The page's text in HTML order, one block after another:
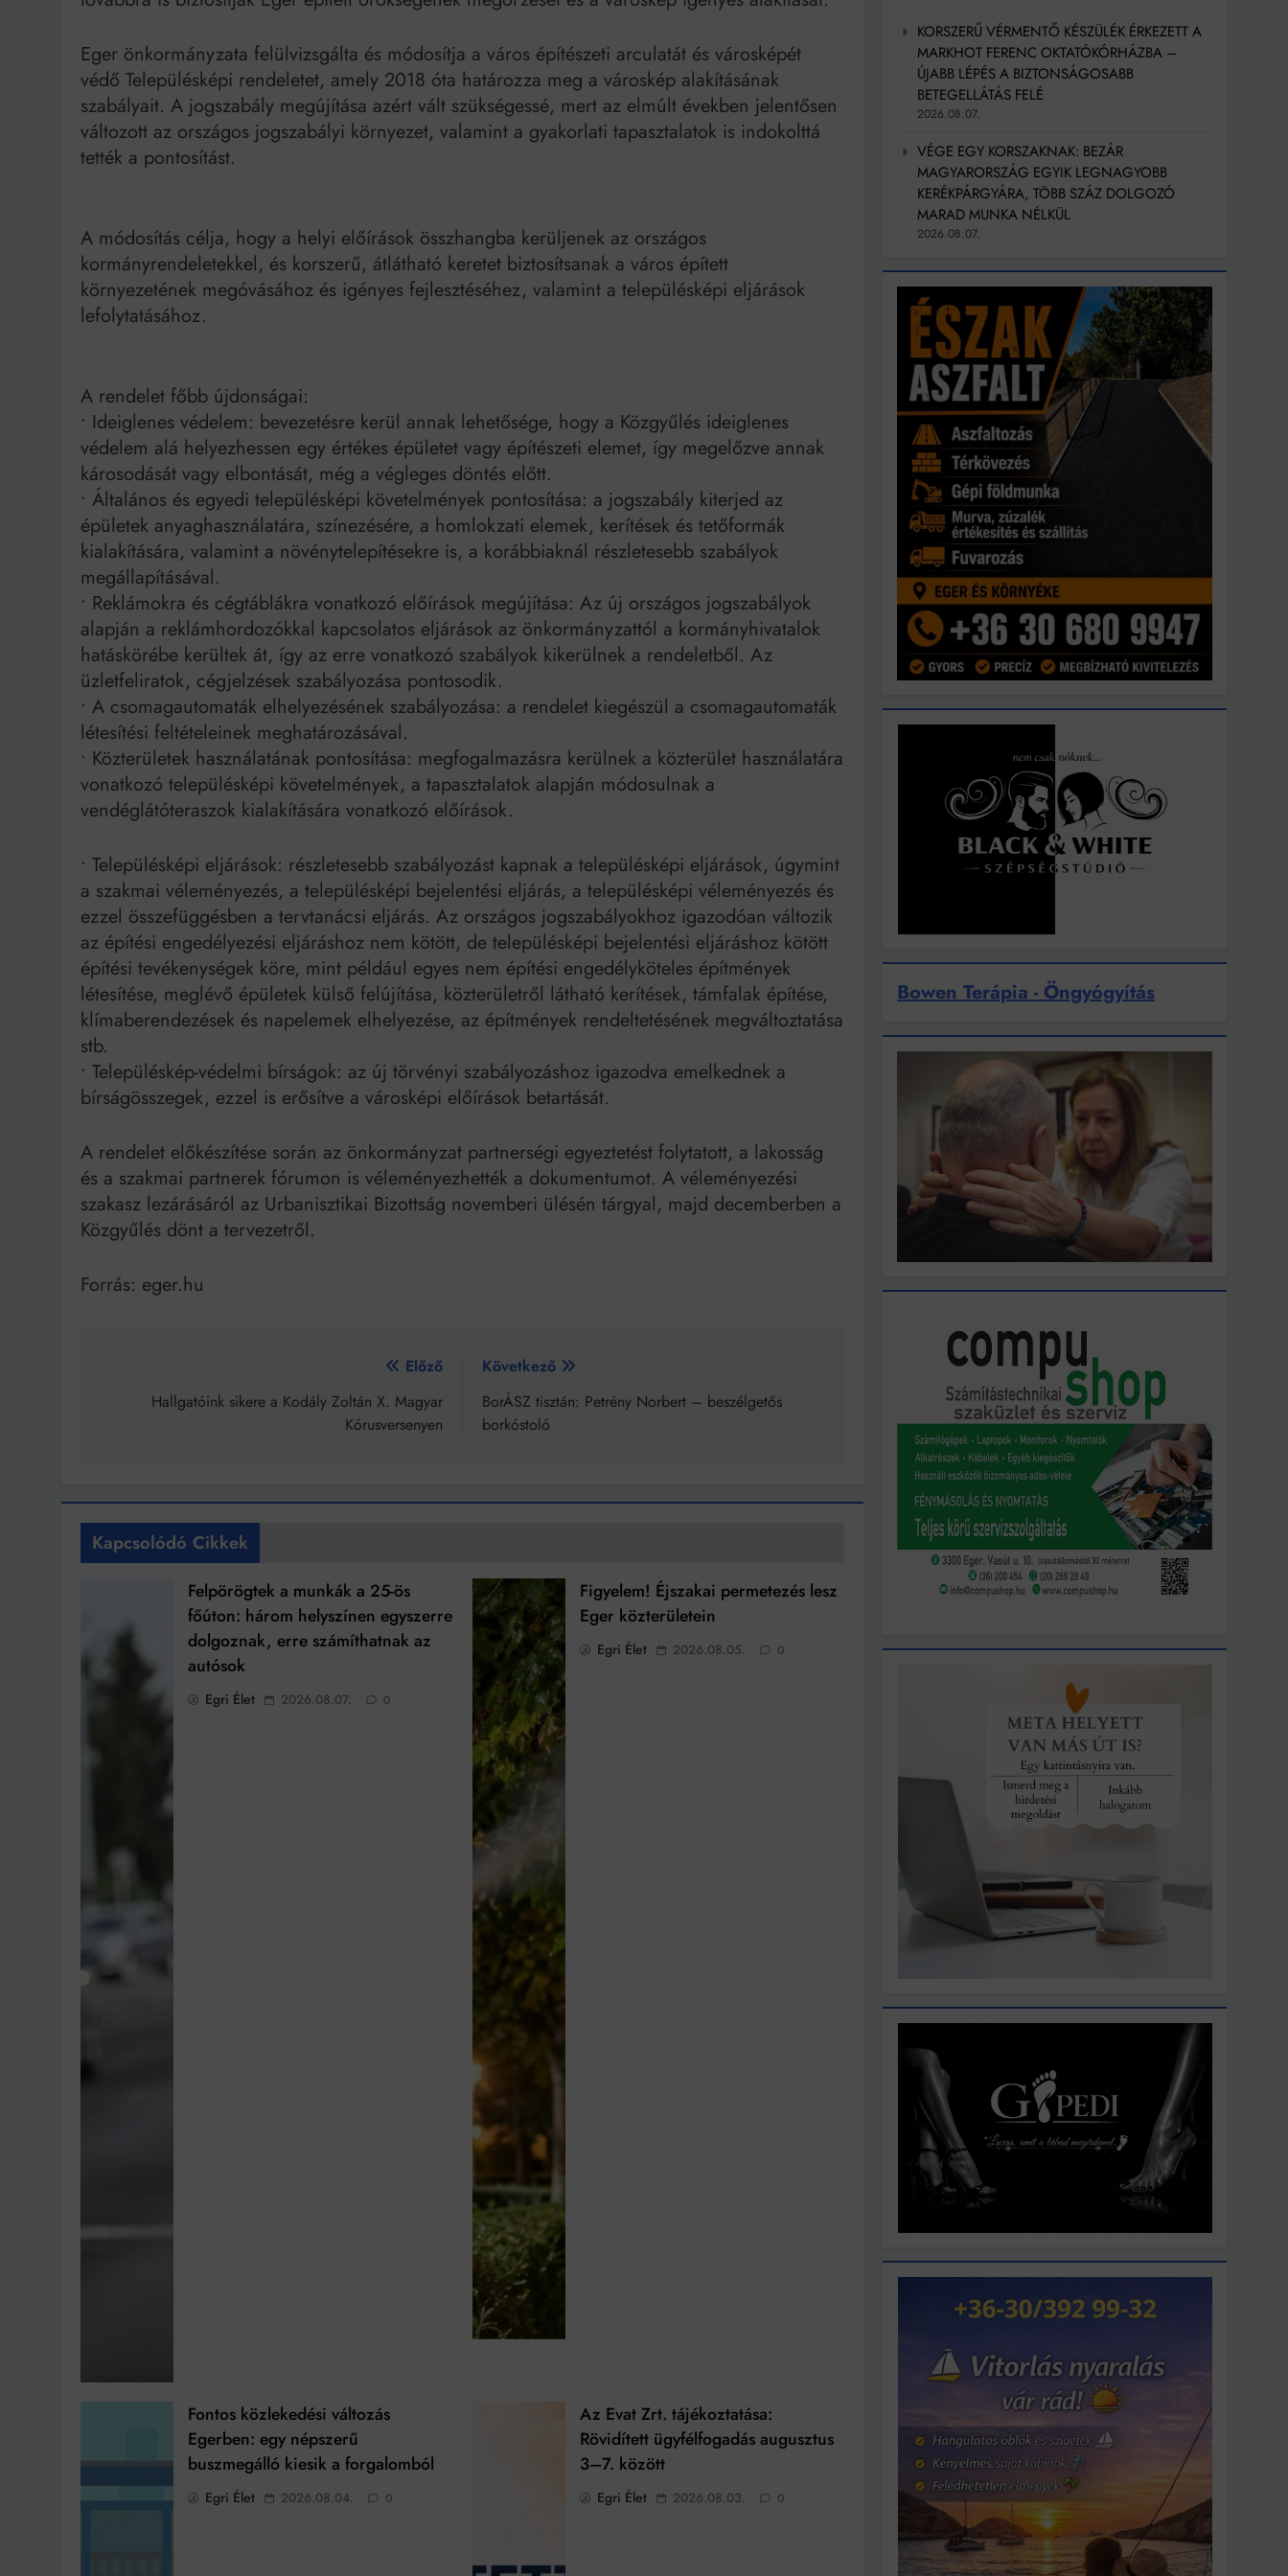
Mindenki a világot akarja uralni – de nem csak a 80-as években
Bitumenes lapostetők: a bevált technológia akkor működik, ha jól van felújítva
Eger önkormányzata felülvizsgálta és módosítja a város építészeti arculatát és városképét
védő Településképi rendeletet, amely 2018 óta határozza meg a városkép alakításának
szabályait. A jogszabály megújítása azért vált szükségessé, mert az elmúlt években jelentősen
változott az országos jogszabályi környezet, valamint a gyakorlati tapasztalatok is indokolttá
tették a pontosítást.
A módosítás célja, hogy a helyi előírások összhangba kerüljenek az országos
kormányrendeletekkel, és korszerű, átlátható keretet biztosítsanak a város épített
környezetének megóvásához és igényes fejlesztéséhez, valamint a településképi eljárások
lefolytatásához.
A rendelet főbb újdonságai:
• Ideiglenes védelem: bevezetésre kerül annak lehetősége, hogy a Közgyűlés ideiglenes
védelem alá helyezhessen egy értékes épületet vagy építészeti elemet, így megelőzve annak
károsodását vagy elbontását, még a végleges döntés előtt.
• Általános és egyedi településképi követelmények pontosítása: a jogszabály kiterjed az
épületek anyaghasználatára, színezésére, a homlokzati elemek, kerítések és tetőformák
kialakítására, valamint a növénytelepítésekre is, a korábbiaknál részletesebb szabályok
megállapításával.
• Reklámokra és cégtáblákra vonatkozó előírások megújítása: Az új országos jogszabályok
alapján a reklámhordozókkal kapcsolatos eljárások az önkormányzattól a kormányhivatalok
hatáskörébe kerültek át, így az erre vonatkozó szabályok kikerülnek a rendeletből. Az
üzletfeliratok, cégjelzések szabályozása pontosodik.
• A csomagautomaták elhelyezésének szabályozása: a rendelet kiegészül a csomagautomaták
létesítési feltételeinek meghatározásával.
• Közterületek használatának pontosítása: megfogalmazásra kerülnek a közterület használatára
vonatkozó településképi követelmények, a tapasztalatok alapján módosulnak a
vendéglátóteraszok kialakítására vonatkozó előírások.
• Településképi eljárások: részletesebb szabályozást kapnak a településképi eljárások, úgymint
a szakmai véleményezés, a településképi bejelentési eljárás, a településképi véleményezés és
ezzel összefüggésben a tervtanácsi eljárás. Az országos jogszabályokhoz igazodóan változik
az építési engedélyezési eljáráshoz nem kötött, de településképi bejelentési eljáráshoz kötött
építési tevékenységek köre, mint például egyes nem építési engedélyköteles építmények
létesítése, meglévő épületek külső felújítása, közterületről látható kerítések, támfalak építése,
klímaberendezések és napelemek elhelyezése, az építmények rendeltetésének megváltoztatása
stb.
• Településkép-védelmi bírságok: az új törvényi szabályozáshoz igazodva emelkednek a
bírságösszegek, ezzel is erősítve a városképi előírások betartását.
A rendelet előkészítése során az önkormányzat partnerségi egyeztetést folytatott, a lakosság
és a szakmai partnerek fórumon is véleményezhették a dokumentumot. A véleményezési
szakasz lezárásáról az Urbanisztikai Bizottság novemberi ülésén tárgyal, majd decemberben a
Közgyűlés dönt a tervezetről.
Forrás: eger.hu
navigáció
Előző
Hallgatóink sikere a Kodály Zoltán X. Magyar
Kórusversenyen
Következő
BorÁSZ tisztán: Petrény Norbert – beszélgetős
borkóstoló
Kapcsolódó Cikkek
Felpörögtek a munkák a 25-ös
főúton: három helyszínen egyszerre
dolgoznak, erre számíthatnak az
autósok
Egri Élet 2026.08.07. 0
Figyelem! Éjszakai permetezés lesz
Eger közterületein
Egri Élet 2026.08.05. 0
Fontos közlekedési változás
Egerben: egy népszerű
buszmegálló kiesik a forgalomból
Egri Élet 2026.08.04. 0
Az Evat Zrt. tájékoztatása:
Rövidített ügyfélfogadás augusztus
3–7. között
Egri Élet 2026.08.03. 0
KORSZERŰ VÉRMENTŐ KÉSZÜLÉK ÉRKEZETT A
MARKHOT FERENC OKTATÓKÓRHÁZBA –
ÚJABB LÉPÉS A BIZTONSÁGOSABB
BETEGELLÁTÁS FELÉ
2026.08.07.
VÉGE EGY KORSZAKNAK: BEZÁR
MAGYARORSZÁG EGYIK LEGNAGYOBB
KERÉKPÁRGYÁRA, TÖBB SZÁZ DOLGOZÓ
MARAD MUNKA NÉLKÜL
2026.08.07.
Bowen Terápia - Öngyógyítás